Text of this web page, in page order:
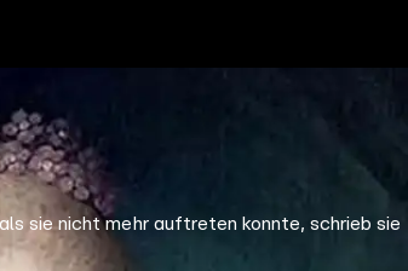
sie nicht mehr auftreten konnte, schrieb sie